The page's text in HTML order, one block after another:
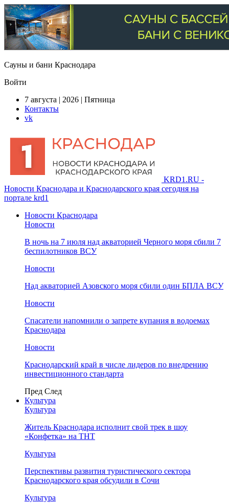
Сауны и бани Краснодара
Войти
7 августа | 2026 | Пятница
Контакты
vk
KRD1.RU -
Новости Краснодара и Краснодарского края сегодня на
портале krd1
Новости Краснодара
Новости
В ночь на 7 июля над акваторией Черного моря сбили 7
беспилотников ВСУ
Новости
Над акваторией Азовского моря сбили один БПЛА ВСУ
Новости
Спасатели напомнили о запрете купания в водоемах
Краснодара
Новости
Краснодарский край в числе лидеров по внедрению
инвестиционного стандарта
Пред След
Культура
Культура
Житель Краснодара исполнит свой трек в шоу
«Конфетка» на ТНТ
Культура
Перспективы развития туристического сектора
Краснодарского края обсудили в Сочи
Культура